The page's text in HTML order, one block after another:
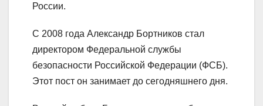
России.
С 2008 года Александр Бортников стал
директором Федеральной службы
безопасности Российской Федерации (ФСБ).
Этот пост он занимает до сегодняшнего дня.